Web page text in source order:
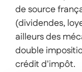
de source
(dividendes,
ailleurs des
double
crédit d'impôt.